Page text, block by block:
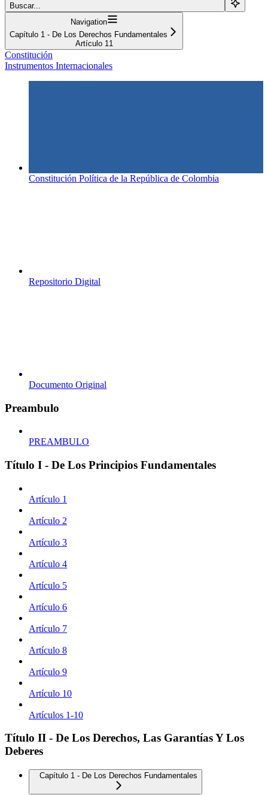
Buscar...
Navigation
Capítulo 1 - De Los Derechos Fundamentales
Artículo 11
Constitución
Instrumentos Internacionales
Constitución Política de la República de Colombia
Repositorio Digital
Documento Original
Preambulo
PREAMBULO
Título I - De Los Principios Fundamentales
Artículo 1
Artículo 2
Artículo 3
Artículo 4
Artículo 5
Artículo 6
Artículo 7
Artículo 8
Artículo 9
Artículo 10
Artículos 1-10
Título II - De Los Derechos, Las Garantías Y Los
Deberes
Capítulo 1 - De Los Derechos Fundamentales